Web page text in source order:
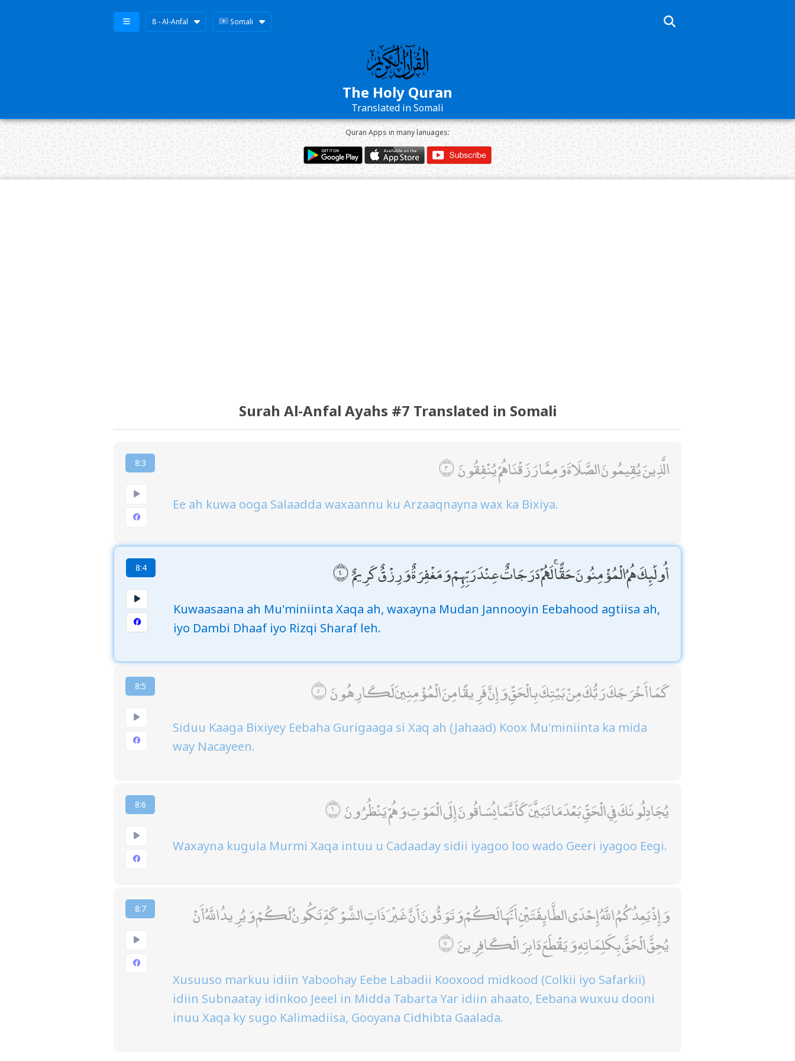
8 - Al-Anfal Somali
The Holy Quran
Translated in Somali
Quran Apps in many lanuages:
Surah Al-Anfal Ayahs #7 Translated in Somali
8:3 الَّذِينَ يُقِيمُونَ الصَّلَاةَ وَمِمَّا رَزَقْنَاهُمْ يُنْفِقُونَ
Ee ah kuwa ooga Salaadda waxaannu ku Arzaaqnayna wax ka Bixiya.
8:4 أُولَٰئِكَ هُمُ الْمُؤْمِنُونَ حَقًّا ۚ لَهُمْ دَرَجَاتٌ عِنْدَ رَبِّهِمْ وَمَغْفِرَةٌ وَرِزْقٌ كَرِيمٌ
Kuwaasaana ah Mu'miniinta Xaqa ah, waxayna Mudan Jannooyin Eebahood agtiisa ah,
iyo Dambi Dhaaf iyo Rizqi Sharaf leh.
8:5 كَمَا أَخْرَجَكَ رَبُّكَ مِنْ بَيْتِكَ بِالْحَقِّ وَإِنَّ فَرِيقًا مِنَ الْمُؤْمِنِينَ لَكَارِهُونَ
Siduu Kaaga Bixiyey Eebaha Gurigaaga si Xaq ah (Jahaad) Koox Mu'miniinta ka mida
way Nacayeen.
8:6 يُجَادِلُونَكَ فِي الْحَقِّ بَعْدَمَا تَبَيَّنَ كَأَنَّمَا يُسَاقُونَ إِلَى الْمَوْتِ وَهُمْ يَنْظُرُونَ
Waxayna kugula Murmi Xaqa intuu u Cadaaday sidii iyagoo loo wado Geeri iyagoo Eegi.
8:7
وَإِذْ يَعِدُكُمُ اللَّهُ إِحْدَى الطَّائِفَتَيْنِ أَنَّهَا لَكُمْ وَتَوَدُّونَ أَنَّ غَيْرَ ذَاتِ الشَّوْكَةِ تَكُونُ لَكُمْ وَيُرِيدُ اللَّهُ أَنْ
يُحِقَّ الْحَقَّ بِكَلِمَاتِهِ وَيَقْطَعَ دَابِرَ الْكَافِرِينَ
Xusuuso markuu idiin Yaboohay Eebe Labadii Kooxood midkood (Colkii iyo Safarkii)
idiin Subnaatay idinkoo Jeeel in Midda Tabarta Yar idiin ahaato, Eebana wuxuu dooni
inuu Xaqa ky sugo Kalimadiisa, Gooyana Cidhibta Gaalada.